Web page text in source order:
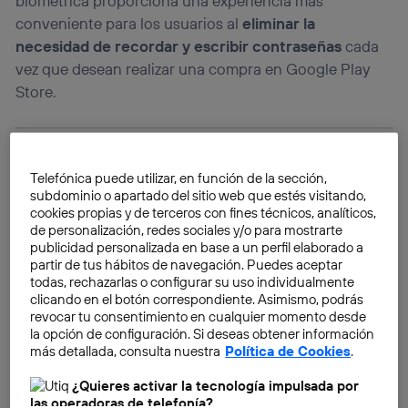
conveniente para los usuarios aleliminar la
necesidad de recordar y escribir contraseñascada
vez que desean realizar una compra en Google Play
Store.
Telefónica puede utilizar, en función de la sección,
subdominio o apartado del sitio web que estés visitando,
cookies propias y de terceros con fines técnicos, analíticos,
de personalización, redes sociales y/o para mostrarte
publicidad personalizada en base a un perfil elaborado a
partir de tus hábitos de navegación. Puedes aceptar
todas, rechazarlas o configurar su uso individualmente
clicando en el botón correspondiente. Asimismo, podrás
revocar tu consentimiento en cualquier momento desde
la opción de configuración. Si deseas obtener información
más detallada, consulta nuestra Política de Cookies.
¿Quieres activar la tecnología impulsada por
las operadoras de telefonía?